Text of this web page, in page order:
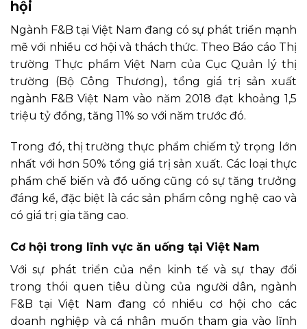
hội
Ngành F&B tại Việt Nam đang có sự phát triển mạnh
mẽ với nhiều cơ hội và thách thức. Theo Báo cáo Thị
trường Thực phẩm Việt Nam của Cục Quản lý thị
trường (Bộ Công Thương), tổng giá trị sản xuất
ngành F&B Việt Nam vào năm 2018 đạt khoảng 1,5
triệu tỷ đồng, tăng 11% so với năm trước đó.
Trong đó, thị trường thực phẩm chiếm tỷ trọng lớn
nhất với hơn 50% tổng giá trị sản xuất. Các loại thực
phẩm chế biến và đồ uống cũng có sự tăng trưởng
đáng kể, đặc biệt là các sản phẩm công nghệ cao và
có giá trị gia tăng cao.
Cơ hội trong lĩnh vực ăn uống tại Việt Nam
Với sự phát triển của nền kinh tế và sự thay đổi
trong thói quen tiêu dùng của người dân, ngành
F&B tại Việt Nam đang có nhiều cơ hội cho các
doanh nghiệp và cá nhân muốn tham gia vào lĩnh